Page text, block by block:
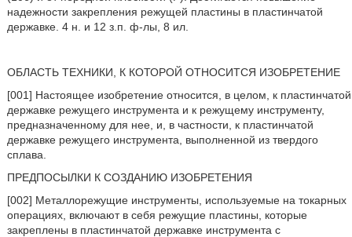
надежности закрепления режущей пластины в пластинчатой
державке. 4 н. и 12 з.п. ф-лы, 8 ил.
ОБЛАСТЬ ТЕХНИКИ, К КОТОРОЙ ОТНОСИТСЯ ИЗОБРЕТЕНИЕ
[001] Настоящее изобретение относится, в целом, к пластинчатой
державке режущего инструмента и к режущему инструменту,
предназначенному для нее, и, в частности, к пластинчатой
державке режущего инструмента, выполненной из твердого
сплава.
ПРЕДПОСЫЛКИ К СОЗДАНИЮ ИЗОБРЕТЕНИЯ
[002] Металлорежущие инструменты, используемые на токарных
операциях, включают в себя режущие пластины, которые
закреплены в пластинчатой державке инструмента с